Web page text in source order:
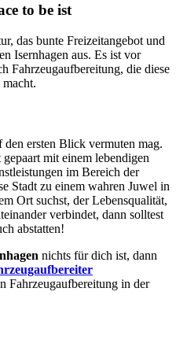
to be ist
das bunte Freizeitangebot und
Isernhagen aus. Es ist vor
Fahrzeugaufbereitung, die diese
den ersten Blick vermuten mag.
mit einem lebendigen
im Bereich der
Stadt zu einem wahren Juwel in
Ort suchst, der Lebensqualität,
verbindet, dann solltest
abstatten!
nichts für dich ist, dann
Fahrzeugaufbereitung in der